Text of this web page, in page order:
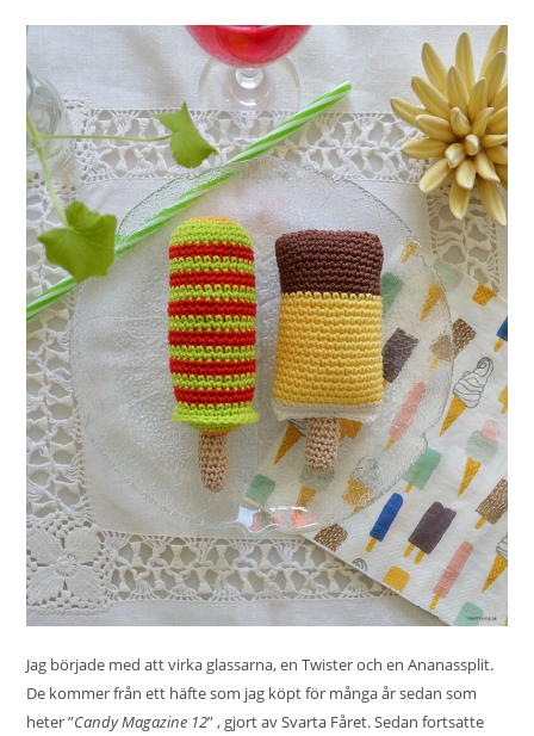
Jag började med att virka glassarna, en Twister och en Ananassplit.
De kommer från ett häfte som jag köpt för många år sedan som
heter ”Candy Magazine 12” , gjort av Svarta Fåret. Sedan fortsatte